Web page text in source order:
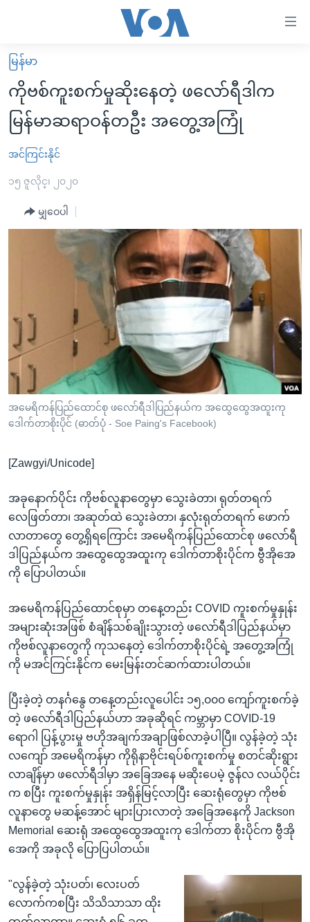
လွယ်ကူ
စေ
သည့်
Link
များ
ပင်မ
ညွန်း
စာမျက်နှာ
သို့
ကြည့်
ရန်
ရန်
သို့
ကျော်
ရန်
မူလစာမျက်နှာ
မြန်မာ
ကမ္ဘာ့သတင်းများ
နိုင်ငံတကာ
အစ္စရေး-ပါလက်စတိုင်း
ဗွီဒီယို
အင်္ဂလိပ်စာလေ့လာမယ်
အမေရိကန်သုံးအီဒီယံ
မကြေးမုံရဲ့ အင်္ဂလိပ်စာ
ရုပ်ရှင်ထဲက အင်္ဂလိပ်စာ
သုတပဒေသာ အင်္ဂလိပ်စာ
အပတ်စဉ်ကဏ္ဍများ
ရေဒီယိုနှင့်ရုပ်သံ အချက်အလက်များ
ရေဒီယို/တီဗွီအစီအစဉ်
Learning English
ဗွီအိုအေ လူမှုကွန်ယက်များ
မြန်မာ
ကိုဗစ်ကူးစက်မှုဆိုးနေတဲ့ ဖလော်ရီဒါက
မြန်မာဆရာဝန်တဦး အတွေ့အကြုံ
အင်ကြင်းနိုင်
၁၅ ဇူလိုင္၊ ၂၀၂၀
မျှဝေပါ
အမေရိကန်ပြည်ထောင်စု ဖလော်ရီဒါပြည်နယ်က အထွေထွေအထူးကု
ဒေါက်တာစိုးပိုင် (ဓာတ်ပုံ - Soe Paing's Facebook)
[Zawgyi/Unicode]
အခုနောက်ပိုင်း ကိုဗစ်လူနာတွေမှာ သွေးခဲတာ၊ ရုတ်တရက်
လေဖြတ်တာ၊ အဆုတ်ထဲ သွေးခဲတာ၊ နှလုံးရုတ်တရက် ဖောက်
လာတာတွေ တွေ့ရှိရကြောင်း အမေရိကန်ပြည်ထောင်စု ဖလော်ရီ
ဒါပြည်နယ်က အထွေထွေအထူးကု ဒေါက်တာစိုးပိုင်က ဗွီအိုအေ
ကို ပြောပါတယ်။
အမေရိကန်ပြည်ထောင်စုမှာ တနေ့တည်း COVID ကူးစက်မှုနှုန်း
အများဆုံးအဖြစ် စံချိန်သစ်ချိုးသွားတဲ့ ဖလော်ရီဒါပြည်နယ်မှာ
ကိုဗစ်လူနာတွေကို ကုသနေတဲ့ ဒေါက်တာစိုးပိုင်ရဲ့ အတွေ့အကြုံ
ကို မအင်ကြင်းနိုင်က မေးမြန်းတင်ဆက်ထားပါတယ်။
ပြီးခဲ့တဲ့ တနင်္ဂနွေ တနေ့တည်းလူပေါင်း ၁၅,၀၀၀ ကျော်ကူးစက်ခဲ့
တဲ့ ဖလော်ရီဒါပြည်နယ်ဟာ အခုဆိုရင် ကမ္ဘာမှာ COVID-19
ရောဂါ ပြန့်ပွားမှု ဗဟိုအချက်အချာဖြစ်လာခဲ့ပါပြီ။ လွန်ခဲ့တဲ့ သုံး
လကျော် အမေရိကန်မှာ ကိုရိုနာဗိုင်းရပ်စ်ကူးစက်မှု စတင်ဆိုးရွား
လာချိန်မှာ ဖလော်ရီဒါမှာ အခြေအနေ မဆိုးပေမဲ့ ဇွန်လ လယ်ပိုင်း
က စပြီး ကူးစက်မှုနှုန်း အရှိန်မြင့်လာပြီး ဆေးရုံတွေမှာ ကိုဗစ်
လူနာတွေ မဆန့်အောင် များပြားလာတဲ့ အခြေအနေကို Jackson
Memorial ဆေးရုံ အထွေထွေအထူးကု ဒေါက်တာ စိုးပိုင်က ဗွီအို
အေကို အခုလို ပြောပြပါတယ်။
"လွန်ခဲ့တဲ့ သုံးပတ်၊ လေးပတ်
လောက်ကစပြီး သိသိသာသာ ထိုး